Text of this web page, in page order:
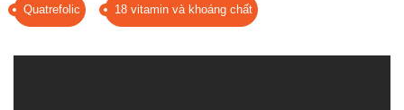
Quatrefolic 18 vitamin và khoáng chất